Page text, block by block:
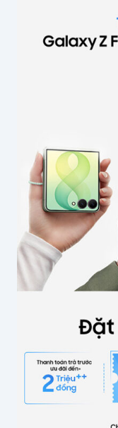
Các
Nội dung*
Tên của bạn*
Email
Lưu thông
Gửi bình